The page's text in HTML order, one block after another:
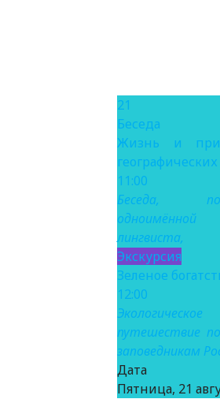
21
Беседа
Жизнь и
11:00
Беседа,
лингвиста,
Экскурсия
Зеленое
12:00
Экологическое
путешествие
заповедникам
Пятница, 21